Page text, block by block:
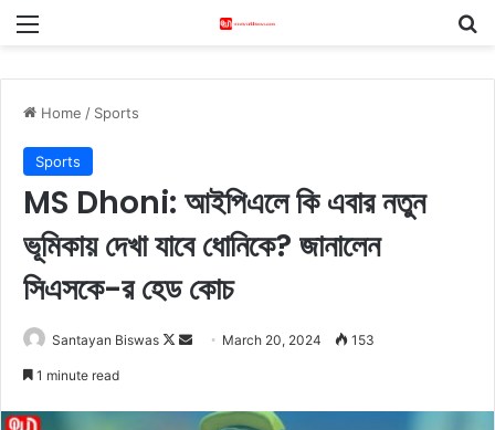
Home / Sports
Sports
MS Dhoni: আইপিএলে কি এবার নতুন
ভূমিকায় দেখা যাবে ধোনিকে? জানালেন
সিএসকে-র হেড কোচ
Santayan Biswas
F
d
March 20, 2024 153
1 minute read